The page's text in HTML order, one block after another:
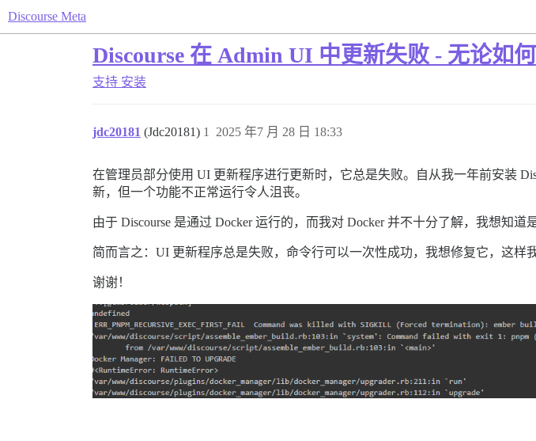
Discourse Meta
Discourse 在 Admin UI 中更新失败 - 无论如何
支持 安装
jdc20181 (Jdc20181) 2025 年7 月 28 日 18:33
1
在管理员部分使用 UI 更新程序进行更新时，它总是失败。自从我一年前安装
新，但一个功能不正常运行令人沮丧。
由于 Discourse 是通过 Docker 运行的，而我对 Docker 并不十分了解，我想知
简而言之：UI 更新程序总是失败，命令行可以一次性成功，我想修复它，这样
谢谢！